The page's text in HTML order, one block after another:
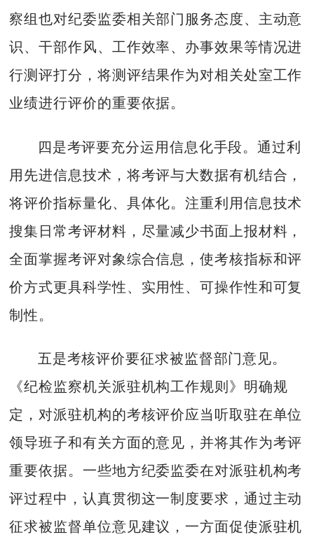
察组也对纪委监委相关部门服务态度、主动意
识、干部作风、工作效率、办事效果等情况进
行测评打分，将测评结果作为对相关处室工作
业绩进行评价的重要依据。
四是考评要充分运用信息化手段。通过利
用先进信息技术，将考评与大数据有机结合，
将评价指标量化、具体化。注重利用信息技术
搜集日常考评材料，尽量减少书面上报材料，
全面掌握考评对象综合信息，使考核指标和评
价方式更具科学性、实用性、可操作性和可复
制性。
五是考核评价要征求被监督部门意见。
《纪检监察机关派驻机构工作规则》明确规
定，对派驻机构的考核评价应当听取驻在单位
领导班子和有关方面的意见，并将其作为考评
重要依据。一些地方纪委监委在对派驻机构考
评过程中，认真贯彻这一制度要求，通过主动
征求被监督单位意见建议，一方面促使派驻机